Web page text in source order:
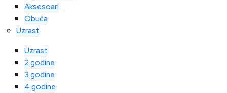
Aksesoari
Obuća
Uzrast
Uzrast
2 godine
3 godine
4 godine